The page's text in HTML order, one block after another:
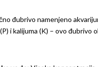
đubrivo namenjeno
i kalijuma (K) – ovo